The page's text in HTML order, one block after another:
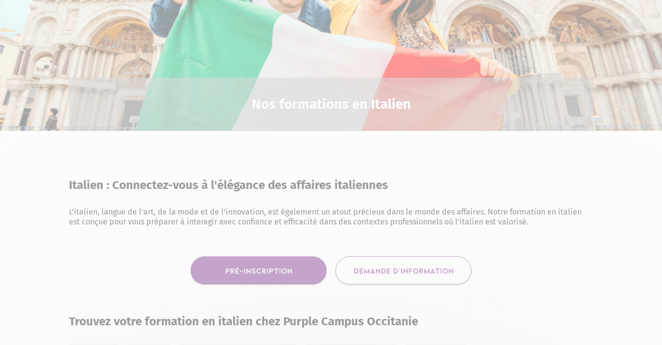
Nos formations en Italien
Italien : Connectez-vous à l'élégance des affaires italiennes
L’italien, langue de l’art, de la mode et de l’innovation, est également un atout précieux dans le monde des affaires. Notre formation en italien
est conçue pour vous préparer à interagir avec confiance et efficacité dans des contextes professionnels où l’italien est valorisé.
PRÉ-INSCRIPTION DEMANDE D'INFORMATION
Trouvez votre formation en italien chez Purple Campus Occitanie